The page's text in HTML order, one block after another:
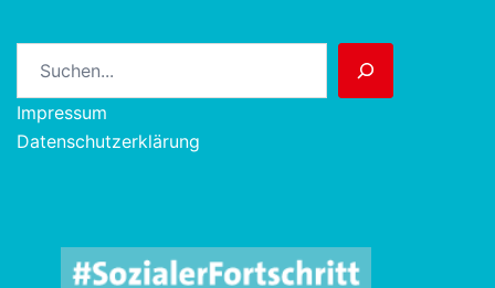
Impressum
Datenschutzerklärung